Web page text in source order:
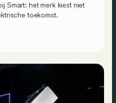
Smart: het merk kiest niet
toekomst.